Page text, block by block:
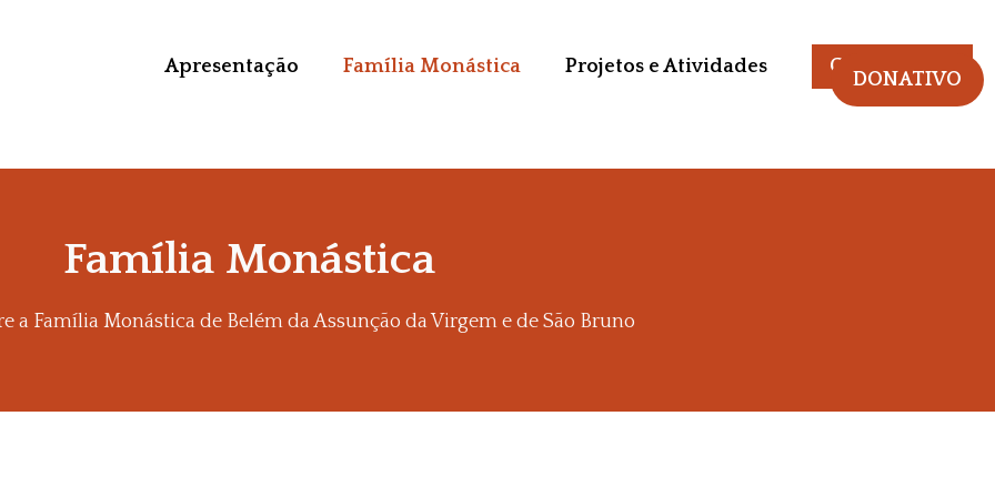
Apresentação Família Monástica Projetos e Atividades Como ajudar
Família Monástica
a Família Monástica de Belém da Assunção da Virgem e de São Bruno
DONATIVO